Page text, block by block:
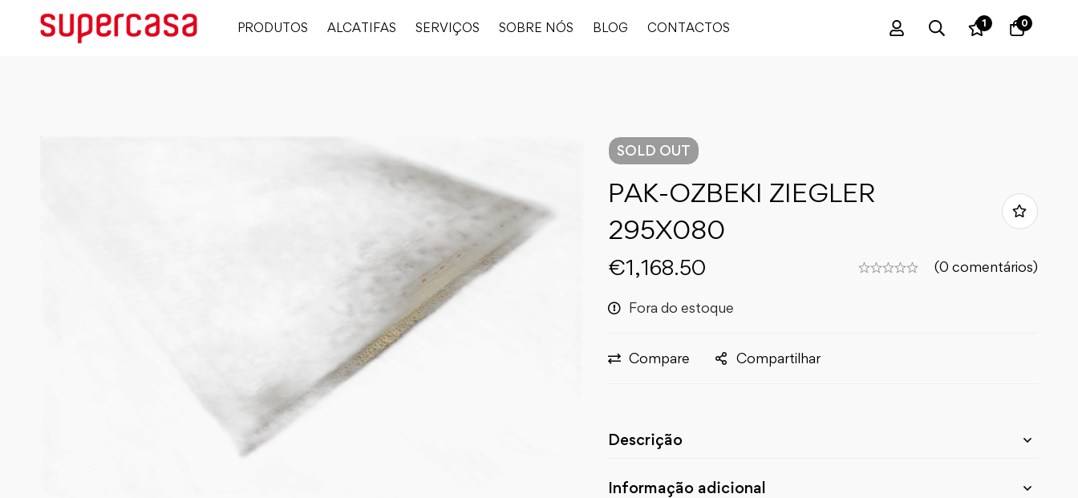
PRODUTOS ALCATIFAS SERVIÇOS SOBRE NÓS BLOG CONTACTOS 1 0
SOLD OUT
PAK-OZBEKI ZIEGLER
295X080
€1,168.50 (0 comentários)
Fora do estoque
Compare Compartilhar
Descrição
Informação adicional